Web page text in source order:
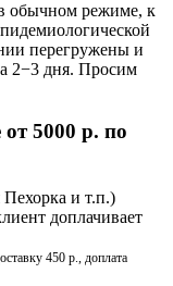
обычном режиме, к
перегружены и
2−3 дня. Просим
от 5000 р. по
и т.п.)
доплачивает
450 р., доплата